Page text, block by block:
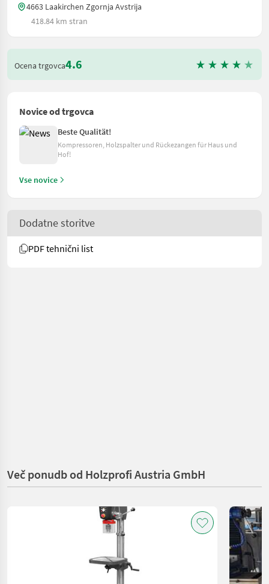
4663 Laakirchen Zgornja Avstrija
418.84 km stran
Ocena trgovca4.6
Novice od trgovca
Beste Qualität!
Kompressoren, Holzspalter und Rückezangen für Haus und
Hof!
Vse novice
Dodatne storitve
PDF tehnični list
Več ponudb od Holzprofi Austria GmbH